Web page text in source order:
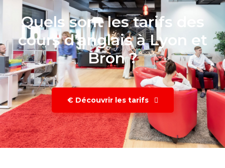
Quels sont les tarifs des
cours d'anglais à Lyon et
Bron ?
€ Découvrir les tarifs